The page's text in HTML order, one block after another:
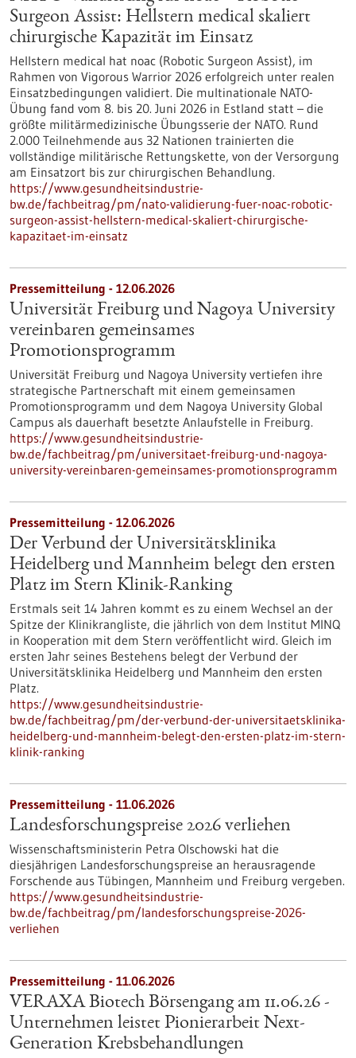
Surgeon Assist: Hellstern medical skaliert
chirurgische Kapazität im Einsatz
Hellstern medical hat noac (Robotic Surgeon Assist), im
Rahmen von Vigorous Warrior 2026 erfolgreich unter realen
Einsatzbedingungen validiert. Die multinationale NATO-
Übung fand vom 8. bis 20. Juni 2026 in Estland statt – die
größte militärmedizinische Übungsserie der NATO. Rund
2.000 Teilnehmende aus 32 Nationen trainierten die
vollständige militärische Rettungskette, von der Versorgung
am Einsatzort bis zur chirurgischen Behandlung.
https://www.gesundheitsindustrie-
bw.de/fachbeitrag/pm/nato-validierung-fuer-noac-robotic-
surgeon-assist-hellstern-medical-skaliert-chirurgische-
kapazitaet-im-einsatz
Pressemitteilung - 12.06.2026
Universität Freiburg und Nagoya University
vereinbaren gemeinsames
Promotionsprogramm
Universität Freiburg und Nagoya University vertiefen ihre
strategische Partnerschaft mit einem gemeinsamen
Promotionsprogramm und dem Nagoya University Global
Campus als dauerhaft besetzte Anlaufstelle in Freiburg.
https://www.gesundheitsindustrie-
bw.de/fachbeitrag/pm/universitaet-freiburg-und-nagoya-
university-vereinbaren-gemeinsames-promotionsprogramm
Pressemitteilung - 12.06.2026
Der Verbund der Universitätsklinika
Heidelberg und Mannheim belegt den ersten
Platz im Stern Klinik-Ranking
Erstmals seit 14 Jahren kommt es zu einem Wechsel an der
Spitze der Klinikrangliste, die jährlich von dem Institut MINQ
in Kooperation mit dem Stern veröffentlicht wird. Gleich im
ersten Jahr seines Bestehens belegt der Verbund der
Universitätsklinika Heidelberg und Mannheim den ersten
Platz.
https://www.gesundheitsindustrie-
bw.de/fachbeitrag/pm/der-verbund-der-universitaetsklinika-
heidelberg-und-mannheim-belegt-den-ersten-platz-im-stern-
klinik-ranking
Pressemitteilung - 11.06.2026
Landesforschungspreise 2026 verliehen
Wissenschaftsministerin Petra Olschowski hat die
diesjährigen Landesforschungspreise an herausragende
Forschende aus Tübingen, Mannheim und Freiburg vergeben.
https://www.gesundheitsindustrie-
bw.de/fachbeitrag/pm/landesforschungspreise-2026-
verliehen
Pressemitteilung - 11.06.2026
VERAXA Biotech Börsengang am 11.06.26 -
Unternehmen leistet Pionierarbeit Next-
Generation Krebsbehandlungen